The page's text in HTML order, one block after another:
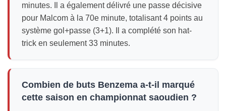
minutes. Il a également délivré une passe décisive
pour Malcom à la 70e minute, totalisant 4 points au
système gol+passe (3+1). Il a complété son hat-
trick en seulement 33 minutes.
Combien de buts Benzema a-t-il marqué
cette saison en championnat saoudien ?